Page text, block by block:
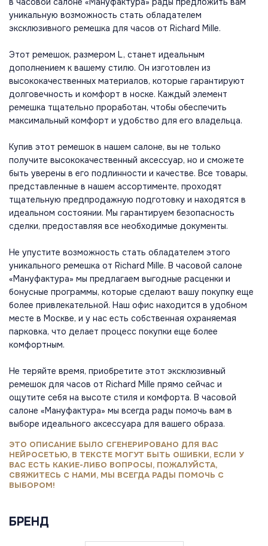
уникальную возможность стать обладателем
эксклюзивного ремешка для часов от Richard Mille.
Этот ремешок, размером L, станет идеальным
дополнением к вашему стилю. Он изготовлен из
высококачественных материалов, которые гарантируют
долговечность и комфорт в носке. Каждый элемент
ремешка тщательно проработан, чтобы обеспечить
максимальный комфорт и удобство для его владельца.
Купив этот ремешок в нашем салоне, вы не только
получите высококачественный аксессуар, но и сможете
быть уверены в его подлинности и качестве. Все товары,
представленные в нашем ассортименте, проходят
тщательную предпродажную подготовку и находятся в
идеальном состоянии. Мы гарантируем безопасность
сделки, предоставляя все необходимые документы.
Не упустите возможность стать обладателем этого
уникального ремешка от Richard Mille. В часовой салоне
«Мануфактура» мы предлагаем выгодные расценки и
бонусные программы, которые сделают вашу покупку еще
более привлекательной. Наш офис находится в удобном
месте в Москве, и у нас есть собственная охраняемая
парковка, что делает процесс покупки еще более
комфортным.
Не теряйте время, приобретите этот эксклюзивный
ремешок для часов от Richard Mille прямо сейчас и
ощутите себя на высоте стиля и комфорта. В часовой
салоне «Мануфактура» мы всегда рады помочь вам в
выборе идеального аксессуара для вашего образа.
ЭТО ОПИСАНИЕ БЫЛО СГЕНЕРИРОВАНО ДЛЯ ВАС
НЕЙРОСЕТЬЮ, В ТЕКСТЕ МОГУТ БЫТЬ ОШИБКИ, ЕСЛИ У
ВАС ЕСТЬ КАКИЕ-ЛИБО ВОПРОСЫ, ПОЖАЛУЙСТА,
СВЯЖИТЕСЬ С НАМИ, МЫ ВСЕГДА РАДЫ ПОМОЧЬ С
ВЫБОРОМ!
БРЕНД